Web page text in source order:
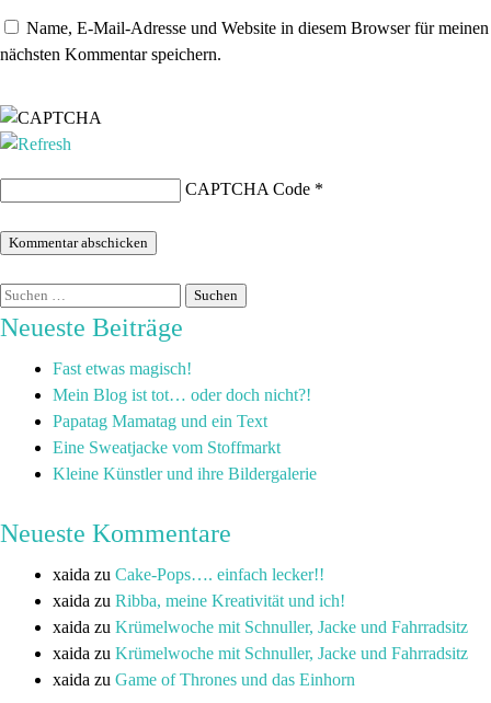
Name, E-Mail-Adresse und Website in diesem Browser für meinen
nächsten Kommentar speichern.
CAPTCHA Code *
Neueste Beiträge
Fast etwas magisch!
Mein Blog ist tot… oder doch nicht?!
Papatag Mamatag und ein Text
Eine Sweatjacke vom Stoffmarkt
Kleine Künstler und ihre Bildergalerie
Neueste Kommentare
xaida zu Cake-Pops…. einfach lecker!!
xaida zu Ribba, meine Kreativität und ich!
xaida zu Krümelwoche mit Schnuller, Jacke und Fahrradsitz
xaida zu Krümelwoche mit Schnuller, Jacke und Fahrradsitz
xaida zu Game of Thrones und das Einhorn